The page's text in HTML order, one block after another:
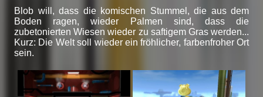
Blob will, dass die komischen Stummel, die aus dem
Boden ragen, wieder Palmen sind, dass die
zubetonierten Wiesen wieder zu saftigem Gras werden...
Kurz: Die Welt soll wieder ein fröhlicher, farbenfroher Ort
sein.